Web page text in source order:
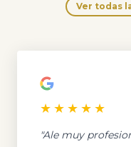
Ver todas
★★★★★
"Ale muy